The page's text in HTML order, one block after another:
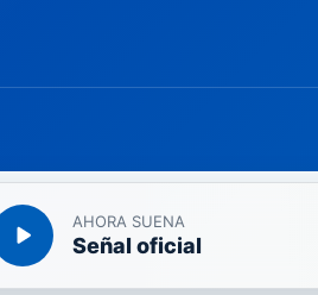
AHORA SUENA
Señal oficial